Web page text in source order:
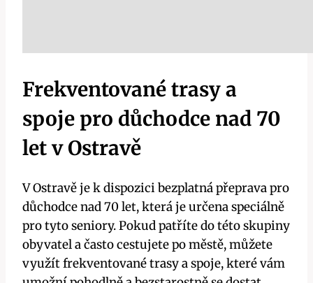
Frekventované trasy a
spoje pro důchodce nad 70
let v Ostravě
V Ostravě je k dispozici bezplatná přeprava pro
důchodce nad 70 let, která je určena speciálně
pro tyto seniory. Pokud patříte do této skupiny
obyvatel a často cestujete po městě, můžete
využít frekventované trasy a spoje, které vám